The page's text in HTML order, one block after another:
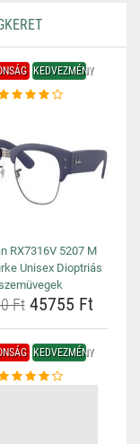
KEDVEZMÉNY
RX7316V 5207 M
Unisex Dioptriás
Ft45755 Ft
KEDVEZMÉNY